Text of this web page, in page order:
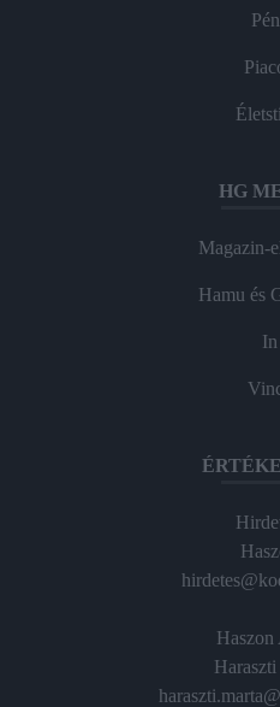
HG
Magazin-
Hamu és
In
Haszon